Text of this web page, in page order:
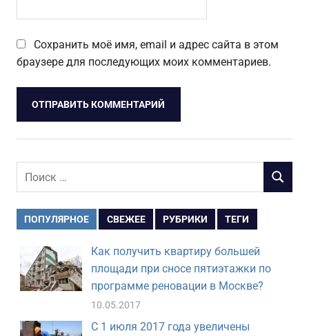
Сохранить моё имя, email и адрес сайта в этом
браузере для последующих моих комментариев.
Поиск
ПОИСК
ПОПУЛЯРНОЕ СВЕЖЕЕ РУБРИКИ ТЕГИ
Как получить квартиру большей
площади при сносе пятиэтажки по
программе реновации в Москве?
10.05.2017
С 1 июля 2017 года увеличены